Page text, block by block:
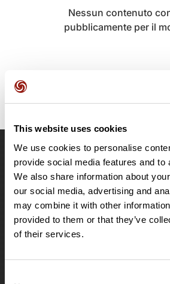
This website uses cookies
We use cookies to personalise
provide social media features and to
We also share information about
our social media, advertising and
may combine it with other
provided to them or that they’ve
of their services.
Nessun contenuto
pubblicamente per il
OpenRunner
Team
Lavora con noi
Riguardo a
Contatti